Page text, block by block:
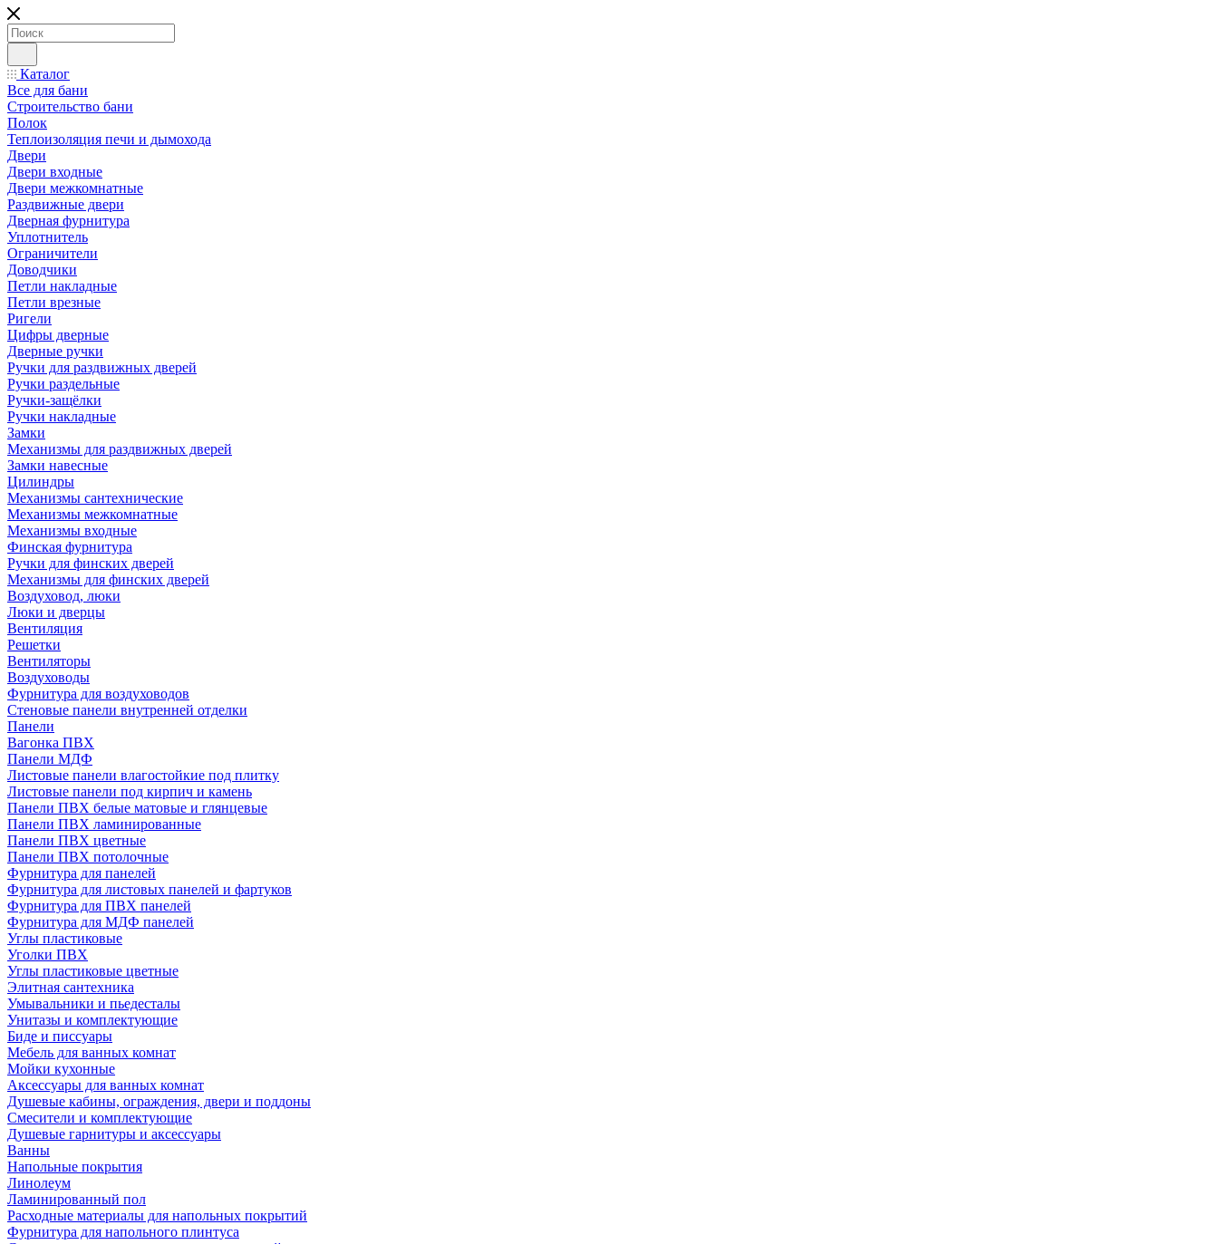
Каталог
Все для бани
Строительство бани
Полок
Теплоизоляция печи и дымохода
Двери
Двери входные
Двери межкомнатные
Раздвижные двери
Дверная фурнитура
Уплотнитель
Ограничители
Доводчики
Петли накладные
Петли врезные
Ригели
Цифры дверные
Дверные ручки
Ручки для раздвижных дверей
Ручки раздельные
Ручки-защёлки
Ручки накладные
Замки
Механизмы для раздвижных дверей
Замки навесные
Цилиндры
Механизмы сантехнические
Механизмы межкомнатные
Механизмы входные
Финская фурнитура
Ручки для финских дверей
Механизмы для финских дверей
Воздуховод, люки
Люки и дверцы
Вентиляция
Решетки
Вентиляторы
Воздуховоды
Фурнитура для воздуховодов
Стеновые панели внутренней отделки
Панели
Вагонка ПВХ
Панели МДФ
Листовые панели влагостойкие под плитку
Листовые панели под кирпич и камень
Панели ПВХ белые матовые и глянцевые
Панели ПВХ ламинированные
Панели ПВХ цветные
Панели ПВХ потолочные
Фурнитура для панелей
Фурнитура для листовых панелей и фартуков
Фурнитура для ПВХ панелей
Фурнитура для МДФ панелей
Углы пластиковые
Уголки ПВХ
Углы пластиковые цветные
Элитная сантехника
Умывальники и пьедесталы
Унитазы и комплектующие
Биде и писсуары
Мебель для ванных комнат
Мойки кухонные
Аксессуары для ванных комнат
Душевые кабины, ограждения, двери и поддоны
Смесители и комплектующие
Душевые гарнитуры и аксессуары
Ванны
Напольные покрытия
Линолеум
Ламинированный пол
Расходные материалы для напольных покрытий
Фурнитура для напольного плинтуса